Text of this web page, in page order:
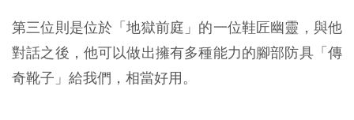
第三位則是位於「地獄前庭」的一位鞋匠幽靈，與他
對話之後，他可以做出擁有多種能力的腳部防具「傳
奇靴子」給我們，相當好用。